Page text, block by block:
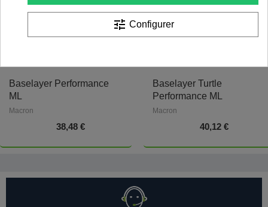
Baselayer Performance
ML
Macron
38,48 €
Baselayer Turtle
Performance ML
Macron
40,12 €
tune Configurer